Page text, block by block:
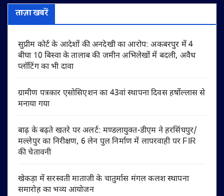
ताज़ा खबरें
सुप्रीम कोर्ट के आदेशों की अनदेखी का आरोप: अकबरपुर में 4
बीघा 10 बिस्वा के तालाब की जमीन अभिलेखों में बदली, अवैध
प्लॉटिंग का भी दावा
ग्रामीण पत्रकार एसोसिएशन का 43वां स्थापना दिवस हर्षोल्लास से
मनाया गया
बाढ़ के बढ़ते खतरे पर अलर्ट: मण्डलायुक्त-डीएम ने हरसिंघपुर/
मल्लेपुर का निरीक्षण, 6 लेन पुल निर्माण में लापरवाही पर FIR
की चेतावनी
खेकड़ा में सरस्वती माताजी के चातुर्मास मंगल कलश स्थापना
समारोह का भव्य आयोजन